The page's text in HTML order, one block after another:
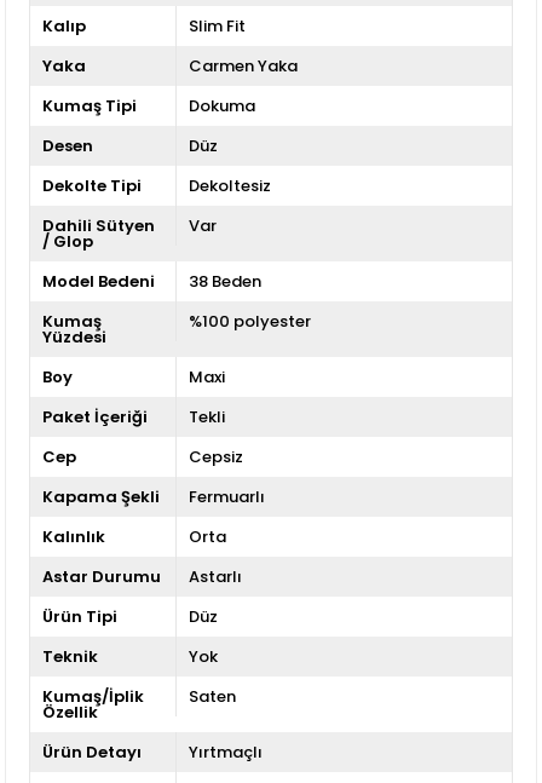
Kalıp
Slim Fit
Yaka
Carmen Yaka
Kumaş Tipi
Dokuma
Desen
Düz
Dekolte Tipi
Dekoltesiz
Dahili Sütyen
/ Glop
Var
Model Bedeni
38 Beden
Kumaş
Yüzdesi
%100 polyester
Boy
Maxi
Paket İçeriği
Tekli
Cep
Cepsiz
Kapama Şekli
Fermuarlı
Kalınlık
Orta
Astar Durumu
Astarlı
Ürün Tipi
Düz
Teknik
Yok
Kumaş/İplik
Özellik
Saten
Ürün Detayı
Yırtmaçlı